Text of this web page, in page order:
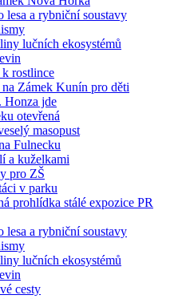
lesa a rybniční soustavy
lučních ekosystémů
rostlince
Zámek Kunín pro děti
Honza jde
otevřená
masopust
Fulnecku
a kuželkami
pro ZŠ
v parku
prohlídka stálé expozice PR
lesa a rybniční soustavy
lučních ekosystémů
cesty